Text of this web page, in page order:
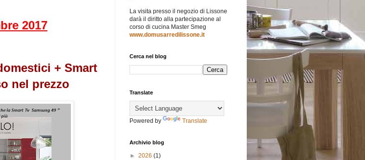
2017
+ Smart
nel prezzo
La visita presso il negozio di Lissone
darà il diritto alla partecipazione al
corso di cucina Master Smeg
www.domusarredilissone.it
Cerca nel blog
Translate
Powered by Translate
Archivio blog
► 2026 (1)